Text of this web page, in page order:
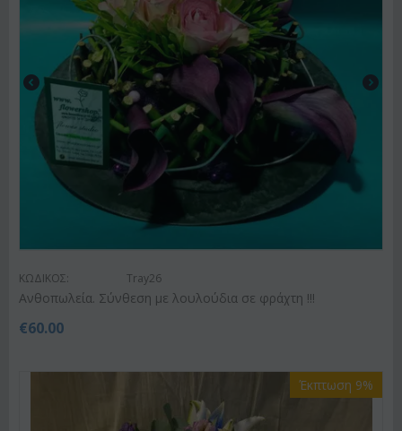
ΚΩΔΙΚΟΣ: Tray26
Ανθοπωλεία. Σύνθεση με λουλούδια σε φράχτη !!!
€60.00
Έκπτωση 9%